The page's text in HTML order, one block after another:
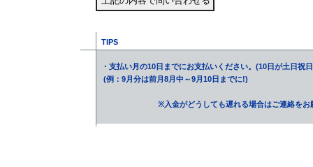
TIPS
・支払い月の10日までにお支払いください。(10日が土日祝
(例：9月分は前月8月中～9月10日までに!)
※入金がどうしても遅れる場合はご連絡をお願